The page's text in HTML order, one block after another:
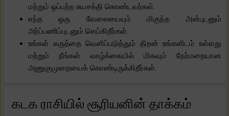
மற்றும் ஒப்பற்ற சுயசக்தி கொண்டவர்கள்.
எந்த ஒரு வேலையையும் மிகுந்த அன்புடனும்
அர்ப்பணிப்புடனும் செய்கிறீர்கள்.
உங்கள் கருத்தை வெளிப்படுத்தும் திறன் உங்களிடம் உள்ளது
மற்றும் நீங்கள் வாழ்க்கையில் மிகவும் நேர்மறையான
அணுகுமுறையைக் கொண்டிருக்கிறீர்கள்.
கடக ராசியில் சூரியனின் தாக்கம்